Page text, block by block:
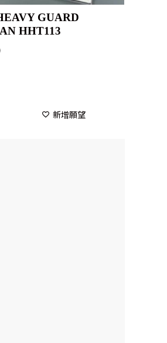
GUARD
HHT113
新增願望